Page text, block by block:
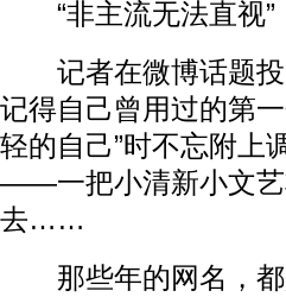
“非主流无法直视”
记者在微博话题投
记得自己曾用过的第
轻的自己”时不忘附
——一把小清新小文艺
去……
那些年的网名，都